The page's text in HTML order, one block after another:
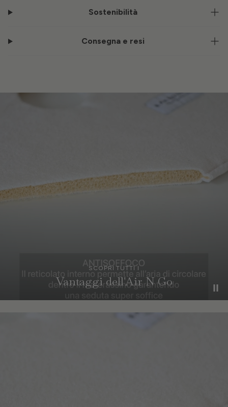
Sostenibilità
Consegna e resi
SCOPRI TUTTI I
Vantaggi dell'Air N Go